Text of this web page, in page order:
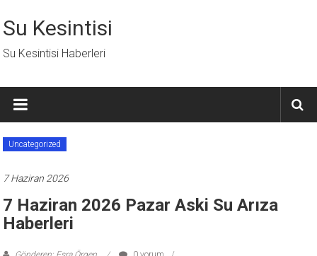
geç
Su Kesintisi
Su Kesintisi Haberleri
Uncategorized
7 Haziran 2026
7 Haziran 2026 Pazar Aski Su Arıza
Haberleri